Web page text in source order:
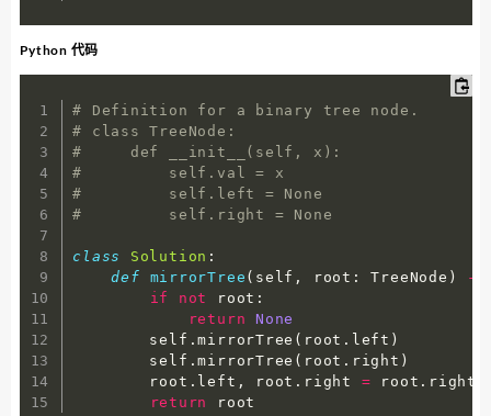
Python 代码
# Definition for a binary tree node.
# class TreeNode:
#     def __init__(self, x):
#         self.val = x
#         self.left = None
#         self.right = None
class Solution :
def
mirrorTree ( self , root : TreeNode ) -
if
not root :
return
None
        self
.mirrorTree ( root . left )
        self
.mirrorTree ( root . right )
        root
. left , root . right = root . right
return
root